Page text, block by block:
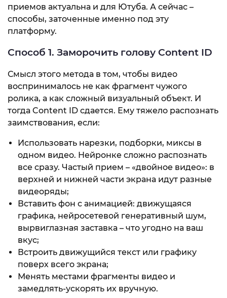
приемов актуальна и для Ютуба. А сейчас –
способы, заточенные именно под эту
платформу.
Способ 1. Заморочить голову Content ID
Смысл этого метода в том, чтобы видео
воспринималось не как фрагмент чужого
ролика, а как сложный визуальный объект. И
тогда Content ID сдается. Ему тяжело распознать
заимствования, если:
Использовать нарезки, подборки, миксы в
одном видео. Нейронке сложно распознать
все сразу. Частый прием – «двойное видео»: в
верхней и нижней части экрана идут разные
видеоряды;
Вставить фон с анимацией: движущаяся
графика, нейросетевой генеративный шум,
вырвиглазная заставка – что угодно на ваш
вкус;
Встроить движущийся текст или графику
поверх всего экрана;
Менять местами фрагменты видео и
замедлять-ускорять их вручную.